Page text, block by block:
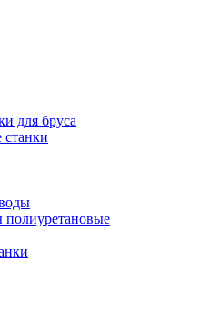
для бруса
станки
полиуретановые